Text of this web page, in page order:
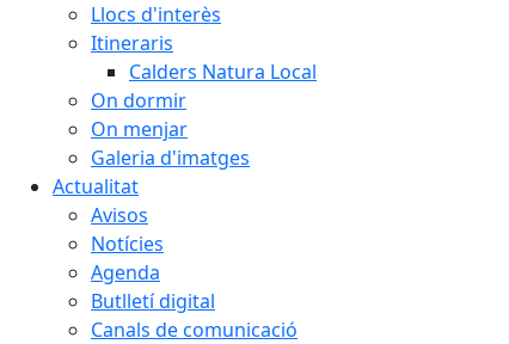
Llocs d'interès
Itineraris
Calders Natura Local
On dormir
On menjar
Galeria d'imatges
Actualitat
Avisos
Notícies
Agenda
Butlletí digital
Canals de comunicació